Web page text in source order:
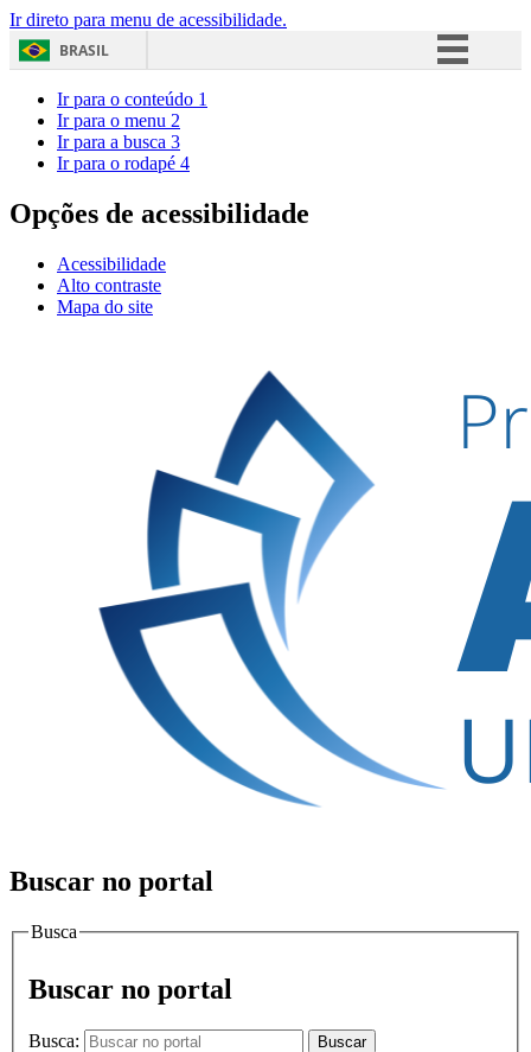
Ir direto para menu de acessibilidade.
BRASIL
Acesso à informação
Ir para o conteúdo 1
Ir para o menu 2
Ir para a busca 3
Ir para o rodapé 4
Opções de acessibilidade
Acessibilidade
Alto contraste
Mapa do site
Buscar no portal
Busca
Buscar no portal
Busca: Buscar